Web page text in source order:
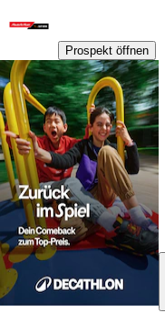
Prospekt öffnen